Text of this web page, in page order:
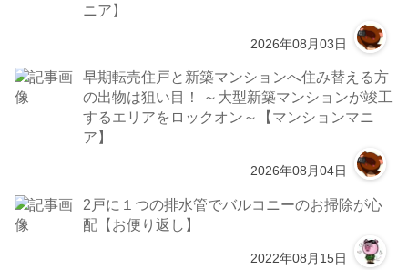
ニア】
2026年08月03日
早期転売住戸と新築マンションへ住み替える方
の出物は狙い目！ ～大型新築マンションが竣工
するエリアをロックオン～【マンションマニ
ア】
2026年08月04日
2戸に１つの排水管でバルコニーのお掃除が心
配【お便り返し】
2022年08月15日